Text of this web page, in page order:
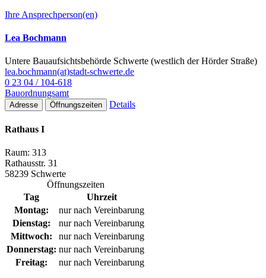
Ihre Ansprechperson(en)
Lea Bochmann
Untere Bauaufsichtsbehörde Schwerte (westlich der Hörder Straße)
lea.bochmann(at)stadt-schwerte.de
0 23 04 / 104-618
Bauordnungsamt
Adresse Öffnungszeiten Details
Rathaus I
Raum: 313
Rathausstr. 31
58239 Schwerte
Öffnungszeiten
Tag
Uhrzeit
Montag:
nur nach Vereinbarung
Dienstag:
nur nach Vereinbarung
Mittwoch:
nur nach Vereinbarung
Donnerstag: nur nach Vereinbarung
Freitag:
nur nach Vereinbarung